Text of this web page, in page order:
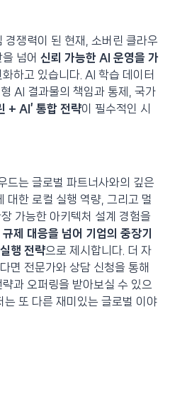
경쟁력이 된 현재, 소버린 클라우
넘어 신뢰 가능한 AI 운영을 가
화하고 있습니다. AI 학습 데이터
AI 결과물의 책임과 통제, 국가
+ AI’ 통합 전략이 필수적인 시
드는 글로벌 파트너사와의 깊은
대한 로컬 실행 역량, 그리고 멀
장 가능한 아키텍처 설계 경험을
규제 대응을 넘어 기업의 중장기
행 전략으로 제시합니다. 더 자
면 전문가와 상담 신청을 통해
과 오퍼링을 받아보실 수 있으
는 또 다른 재미있는 글로벌 이야